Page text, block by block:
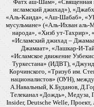
Фатх аш-Шам», «Священная
исламский джихад»),
«Аль-Каида», «Аш-Шабаб»,
мусульмане» («Аль-Ихван
народа», «Хизб ут-Тахрир»,
«Исламский джихад –
Джамаат», «Лашкар-И-
«Исламское движение
Туркестана» (ИДВТ),
Корчинского, «Тризуб им.
националистов» (ОУН),
А.Навальный, К.Буданов,
Телеканал «Дождь», Медуза,
Insider, Deutsche Welle,